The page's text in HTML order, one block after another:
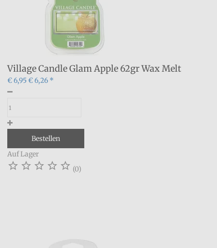
Village Candle Glam Apple 62gr Wax Melt
€ 6,95€ 6,26 *
Bestellen
Auf Lager
     (0)